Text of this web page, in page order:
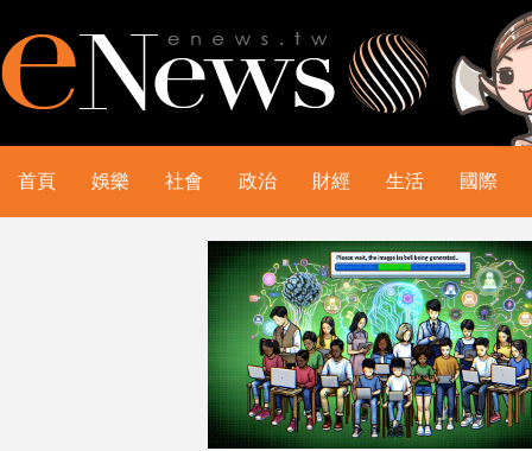
首頁 娛樂 社會 政治 財經 生活 國際